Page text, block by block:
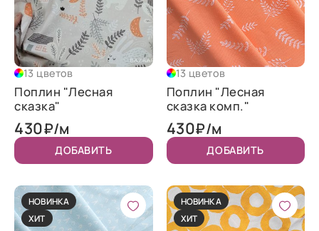
13 цветов
Поплин "Лесная
сказка"
430₽/м
ДОБАВИТЬ
13 цветов
Поплин "Лесная
сказка комп."
430₽/м
ДОБАВИТЬ
НОВИНКА
ХИТ
НОВИНКА
ХИТ